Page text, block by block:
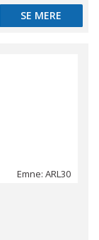
SE MERE
SE MERE
Emne: ARL30